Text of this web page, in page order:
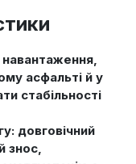
асфальті й у
стабільності
довговічний
знос,